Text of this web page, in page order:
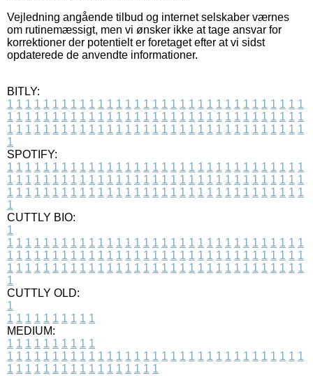
Vejledning angående tilbud og internet selskaber værnes
om rutinemæssigt, men vi ønsker ikke at tage ansvar for
korrektioner der potentielt er foretaget efter at vi sidst
opdaterede de anvendte informationer.
BITLY:
1 1 1 1 1 1 1 1 1 1 1 1 1 1 1 1 1 1 1 1 1 1 1 1 1 1 1 1 1 1 1 1 1
1 1 1 1 1 1 1 1 1 1 1 1 1 1 1 1 1 1 1 1 1 1 1 1 1 1 1 1 1 1 1 1 1
1 1 1 1 1 1 1 1 1 1 1 1 1 1 1 1 1 1 1 1 1 1 1 1 1 1 1 1 1 1 1 1 1
1
SPOTIFY:
1 1 1 1 1 1 1 1 1 1 1 1 1 1 1 1 1 1 1 1 1 1 1 1 1 1 1 1 1 1 1 1 1
1 1 1 1 1 1 1 1 1 1 1 1 1 1 1 1 1 1 1 1 1 1 1 1 1 1 1 1 1 1 1 1 1
1 1 1 1 1 1 1 1 1 1 1 1 1 1 1 1 1 1 1 1 1 1 1 1 1 1 1 1 1 1 1 1 1
1
CUTTLY BIO:
1
1 1 1 1 1 1 1 1 1 1 1 1 1 1 1 1 1 1 1 1 1 1 1 1 1 1 1 1 1 1 1 1 1
1 1 1 1 1 1 1 1 1 1 1 1 1 1 1 1 1 1 1 1 1 1 1 1 1 1 1 1 1 1 1 1 1
1 1 1 1 1 1 1 1 1 1 1 1 1 1 1 1 1 1 1 1 1 1 1 1 1 1 1 1 1 1 1 1 1
1
CUTTLY OLD:
1
1 1 1 1 1 1 1 1 1 1
MEDIUM:
1 1 1 1 1 1 1 1 1 1
1 1 1 1 1 1 1 1 1 1 1 1 1 1 1 1 1 1 1 1 1 1 1 1 1 1 1 1 1 1 1 1 1
1 1 1 1 1 1 1 1 1 1 1 1 1 1 1 1 1